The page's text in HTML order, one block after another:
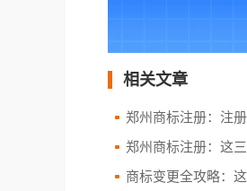
相关文章
郑州商标注册：注
郑州商标注册：这
商标变更全攻略：